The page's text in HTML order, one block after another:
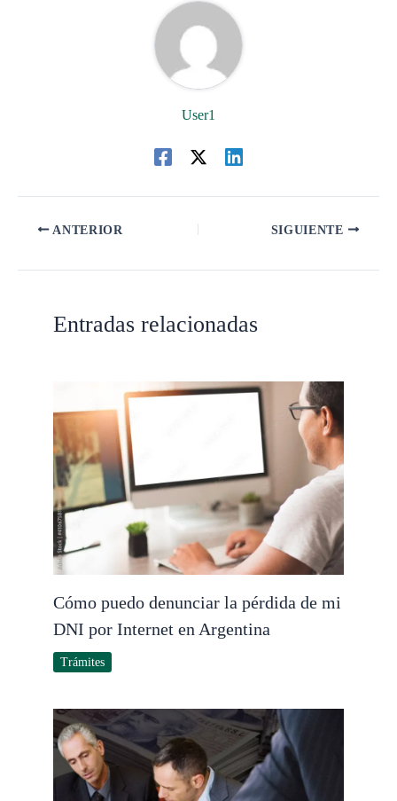
User1
ANTERIOR SIGUIENTE
Entradas relacionadas
Cómo puedo denunciar la pérdida de mi
DNI por Internet en Argentina
Trámites